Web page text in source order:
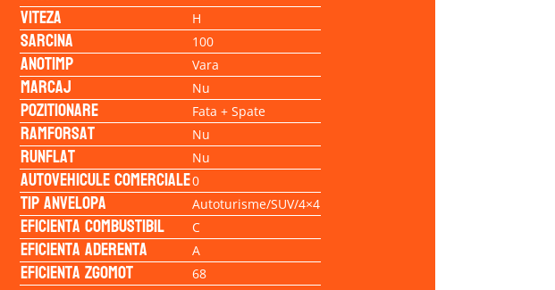
Viteza H
Sarcina 100
Anotimp Vara
Marcaj Nu
Pozitionare Fata + Spate
Ramforsat Nu
Runflat Nu
Autovehicule comerciale0
Tip anvelopa Autoturisme/SUV/4×4
Eficienta Combustibil C
Eficienta Aderenta A
Eficienta Zgomot 68